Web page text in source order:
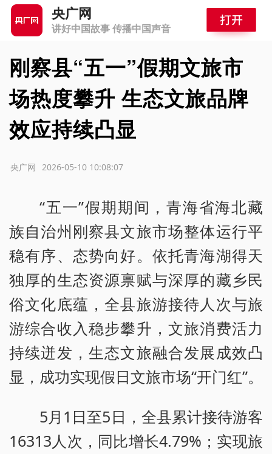
央广网
讲好中国故事 传播中国声音
刚察县“五一”假期文旅市
场热度攀升 生态文旅品牌
效应持续凸显
2026-05-10 10:08:07
央广网
“五一”假期期间，青海省海北藏
族自治州刚察县文旅市场整体运行平
稳有序、态势向好。依托青海湖得天
独厚的生态资源禀赋与深厚的藏乡民
俗文化底蕴，全县旅游接待人次与旅
游综合收入稳步攀升，文旅消费活力
持续迸发，生态文旅融合发展成效凸
显，成功实现假日文旅市场“开门红”。
5月1日至5日，全县累计接待游客
16313人次，同比增长4.79%；实现旅